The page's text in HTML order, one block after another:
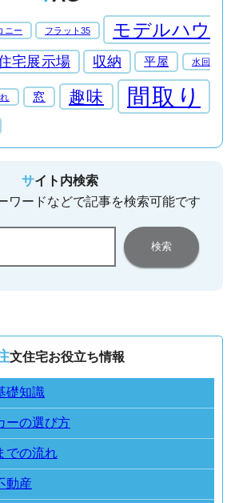
ニー フラット35
モデルハウ
宅展示場 収納 平屋 水回
窓 趣味 間取り
サイト内検索
ワードなどで記事を検索可能です
注文住宅お役立ち情報
礎知識
ーの選び方
での流れ
動産